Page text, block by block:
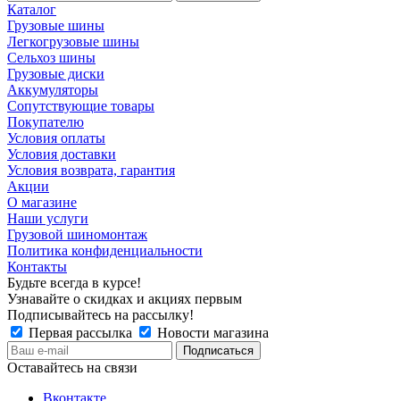
Каталог
Грузовые шины
Легкогрузовые шины
Сельхоз шины
Грузовые диски
Аккумуляторы
Сопутствующие товары
Покупателю
Условия оплаты
Условия доставки
Условия возврата, гарантия
Акции
О магазине
Наши услуги
Грузовой шиномонтаж
Политика конфиденциальности
Контакты
Будьте всегда в курсе!
Узнавайте о скидках и акциях первым
Подписывайтесь на рассылку!
Первая рассылка
Новости магазина
Оставайтесь на связи
Вконтакте